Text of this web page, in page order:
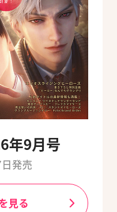
9月号
発売
見る